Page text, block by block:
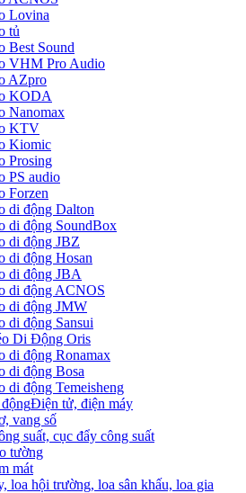
Lovina
tủ
Best Sound
VHM Pro Audio
AZpro
KODA
Nanomax
KTV
Kiomic
Prosing
PS audio
Forzen
di động Dalton
di động SoundBox
di động JBZ
di động Hosan
di động JBA
di động ACNOS
di động JMW
di động Sansui
Di Động Oris
di động Ronamax
di động Bosa
di động Temeisheng
Điện tử, điện máy
vang số
suất, cục đẩy công suất
tường
mát
loa hội trường, loa sân khấu, loa gia